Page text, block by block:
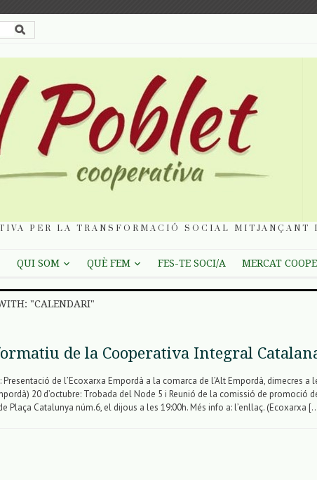
PER LA TRANSFORMACIÓ SOCIAL
QUI SOM QUÈ FEM FES-TE SOCI/A MERCAT
"CALENDARI"
de la Cooperativa Integral
Presentació de l’Ecoxarxa Empordà a la comarca de l’Alt Empordà, dimecres a
20 d’octubre: Trobada del Node 5 i Reunió de la comissió de promoció
Plaça Catalunya núm.6, el dijous a les 19:00h. Més info a: l’enllaç. (Ecoxarxa